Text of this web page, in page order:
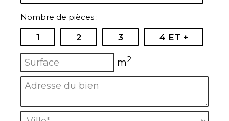
Nombre de pièces :
1 2 3 4 ET +
Surface : m2
Adresse du bien :
Ville* :